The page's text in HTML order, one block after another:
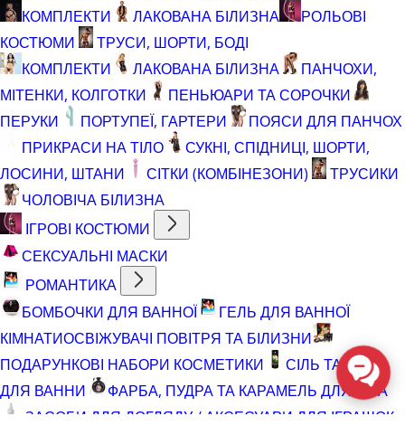
КОМПЛЕКТИ
ЛАКОВАНА БІЛИЗНА
РОЛЬОВІ
КОСТЮМИ
ТРУСИ, ШОРТИ, БОДІ
КОМПЛЕКТИ
ЛАКОВАНА БІЛИЗНА
ПАНЧОХИ,
МІТЕНКИ, КОЛГОТКИ
ПЕНЬЮАРИ ТА СОРОЧКИ
ПЕРУКИ
ПОРТУПЕЇ, ГАРТЕРИ
ПОЯСИ ДЛЯ ПАНЧОХ
ПРИКРАСИ НА ТІЛО
СУКНІ, СПІДНИЦІ, ШОРТИ,
ЛОСИНИ, ШТАНИ
СІТКИ (КОМБІНЕЗОНИ)
ТРУСИКИ
ЧОЛОВІЧА БІЛИЗНА
ІГРОВІ КОСТЮМИ
СЕКСУАЛЬНІ МАСКИ
РОМАНТИКА
БОМБОЧКИ ДЛЯ ВАННОЇ
ГЕЛЬ ДЛЯ ВАННОЇ
КІМНАТИОСВІЖУВАЧІ ПОВІТРЯ ТА БІЛИЗНИ
ПОДАРУНКОВІ НАБОРИ КОСМЕТИКИ
СІЛЬ ТА ПІНА
ДЛЯ ВАННИ
ФАРБА, ПУДРА ТА КАРАМЕЛЬ ДЛЯ ТІЛА
ЗАСОБИ ДЛЯ ДОГЛЯДУ / АКСЕСУАРИ ДЛЯ ІГРАШОК